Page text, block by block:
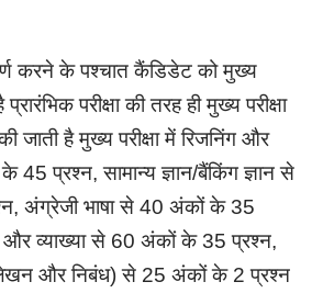
करने के पश्चात कैंडिडेट को मुख्य
प्रारंभिक परीक्षा की तरह ही मुख्य परीक्षा
जाती है मुख्य परीक्षा में रिजनिंग और
प्रश्न, सामान्य ज्ञान/बैंकिंग ज्ञान से
अंग्रेजी भाषा से 40 अंकों के 35
और व्याख्या से 60 अंकों के 35 प्रश्न,
लेखन और निबंध) से 25 अंकों के 2 प्रश्न